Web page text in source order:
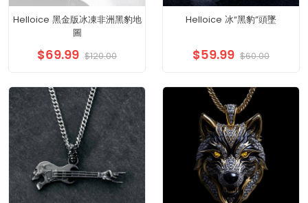
Helloice 黑金版冰凍非洲黑豹地
圖
$69.99 $120.00
Helloice 冰“黑豹”頭墜
$59.99 $60.00